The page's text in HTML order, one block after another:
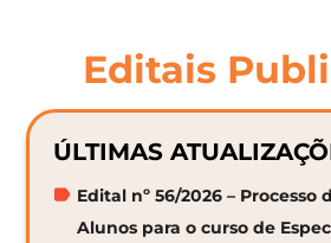
Editais
ÚLTIMAS
Edital nº 56/2026 – Processo
Alunos para o curso de